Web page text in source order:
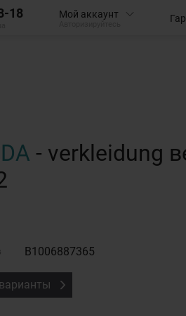
18 Мой аккаунт
- verkleidung
B1006887365